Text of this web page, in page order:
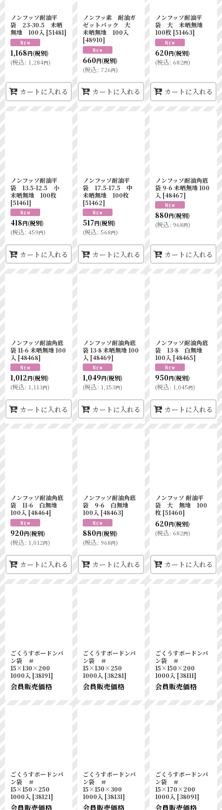
ノンフッソ耐油平
袋 23-30.5 未晒
無地 100入 [51481]
1,168円(税別)
(税込: 1,284円)
カートに入れる
ノンフッ素 耐油ガ
ゼットパック 大
未晒無地 100入
[48910]
660円(税別)
(税込: 726円)
カートに入れる
ノンフッソ耐油平
袋 大 未晒無地
100枚 [51463]
620円(税別)
(税込: 682円)
カートに入れる
ノンフッソ耐油平
袋 13.5-12.5 小
未晒無地 100枚
[51461]
418円(税別)
(税込: 459円)
カートに入れる
ノンフッソ耐油平
袋 17.5-17.5 中
未晒無地 100枚
[51462]
517円(税別)
(税込: 568円)
カートに入れる
ノンフッソ耐油角底
袋 9-6 未晒無地 100
入 [48467]
880円(税別)
(税込: 968円)
カートに入れる
ノンフッソ耐油角底
袋 11-6 未晒無地 100
入 [48468]
1,012円(税別)
(税込: 1,113円)
カートに入れる
ノンフッソ耐油角底
袋 13-8 未晒無地 100
入 [48469]
1,049円(税別)
(税込: 1,153円)
カートに入れる
ノンフッソ耐油角底
袋 13-8 白無地
100入 [48465]
950円(税別)
(税込: 1,045円)
カートに入れる
ノンフッソ耐油角底
袋 11-6 白無地
100入 [48464]
920円(税別)
(税込: 1,012円)
カートに入れる
ノンフッソ耐油角底
袋 9-6 白無地
100入 [48463]
880円(税別)
(税込: 968円)
カートに入れる
ノンフッソ 耐油平
袋 大 無地 100
枚 [51460]
620円(税別)
(税込: 682円)
カートに入れる
ごくうすボードンパ
ン袋 ＃
15×130×200
1000入 [38191]
会員販売価格
ごくうすボードンパ
ン袋 ＃
15×130×250
1000入 [38281]
会員販売価格
ごくうすボードンパ
ン袋 ＃
15×150×200
1000入 [38111]
会員販売価格
ごくうすボードンパ
ン袋 ＃
15×150×250
1000入 [38121]
会員販売価格
ごくうすボードンパ
ン袋 ＃
15×150×300
1000入 [38131]
会員販売価格
ごくうすボードンパ
ン袋 ＃
15×170×200
1000入 [38091]
会員販売価格